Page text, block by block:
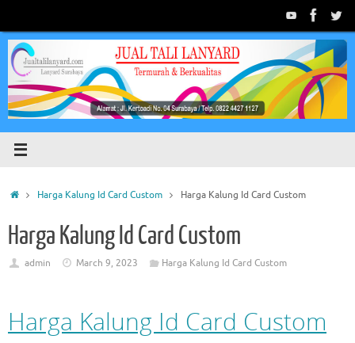
content
HomeHarga Kalung Id Card Custom Harga Kalung Id Card Custom
Harga Kalung Id Card Custom
admin March 9, 2023 Harga Kalung Id Card Custom
Harga Kalung Id Card Custom